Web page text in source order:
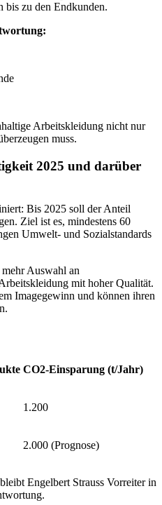
bis zu den Endkunden.
Arbeitskleidung nicht nur
muss.
2025 und darüber
Bis 2025 soll der Anteil
Ziel ist es, mindestens 60
Umwelt- und Sozialstandards
Auswahl an
mit hoher Qualität.
Imagegewinn und können ihren
CO2-Einsparung (t/Jahr)
1.200
2.000 (Prognose)
Engelbert Strauss Vorreiter in